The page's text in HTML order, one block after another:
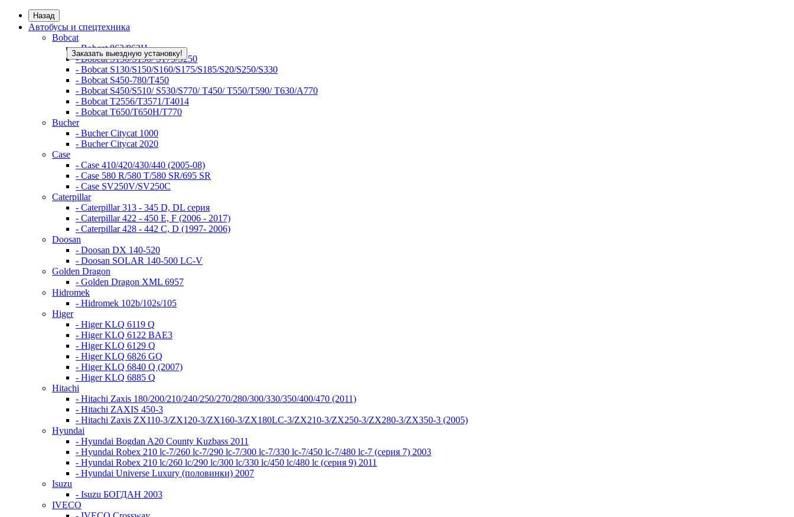
Назад
Автобусы и спецтехника
Bobcat
- Bobcat 863/863H
- Bobcat S130/S150/ S175/S250
- Bobcat S130/S150/S160/S175/S185/S20/S250/S330
- Bobcat S450-780/Т450
- Bobcat S450/S510/ S530/S770/ T450/ T550/T590/ T630/A770
- Bobcat T2556/T3571/T4014
- Bobcat T650/T650H/T770
Bucher
- Bucher Citycat 1000
- Bucher Citycat 2020
Case
- Case 410/420/430/440 (2005-08)
- Case 580 R/580 T/580 SR/695 SR
- Case SV250V/SV250C
Caterpillar
- Caterpillar 313 - 345 D, DL серия
- Caterpillar 422 - 450 E, F (2006 - 2017)
- Caterpillar 428 - 442 C, D (1997- 2006)
Doosan
- Doosan DX 140-520
- Doosan SOLAR 140-500 LC-V
Golden Dragon
- Golden Dragon XML 6957
Hidromek
- Hidromek 102b/102s/105
Higer
- Higer KLQ 6119 Q
- Higer KLQ 6122 BAE3
- Higer KLQ 6129 Q
- Higer KLQ 6826 GQ
- Higer KLQ 6840 Q (2007)
- Higer KLQ 6885 Q
Hitachi
- Hitachi Zaxis 180/200/210/240/250/270/280/300/330/350/400/470 (2011)
- Hitachi ZAXIS 450-3
- Hitachi Zaxis ZX110-3/ZX120-3/ZX160-3/ZX180LC-3/ZX210-3/ZX250-3/ZX280-3/ZX350-3 (2005)
Hyundai
- Hyundai Bogdan A20 County Kuzbass 2011
- Hyundai Robex 210 lc-7/260 lc-7/290 lc-7/300 lc-7/330 lc-7/450 lc-7/480 lc-7 (серия 7) 2003
- Hyundai Robex 210 lc/260 lc/290 lc/300 lc/330 lc/450 lc/480 lc (серия 9) 2011
- Hyundai Universe Luxury (половинки) 2007
Isuzu
- Isuzu БОГДАН 2003
IVECO
Заказать выездную установку!